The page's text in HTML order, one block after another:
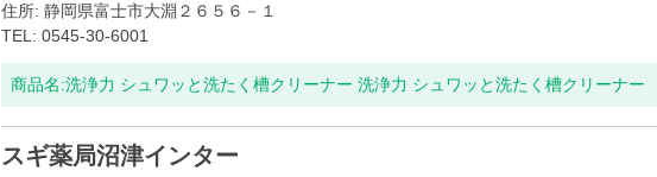
住所: 静岡県富士市大淵２６５６－１
TEL: 0545-30-6001
商品名:洗浄力 シュワッと洗たく槽クリーナー 洗浄力 シュワッと洗たく槽クリーナー
スギ薬局沼津インター